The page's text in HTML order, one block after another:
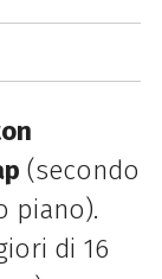
(secondo
piano).
di 16